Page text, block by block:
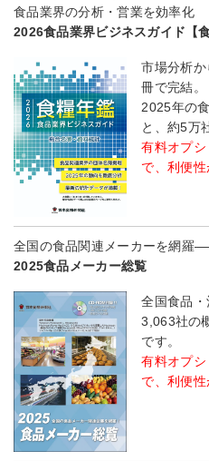
食品業界の分析・営業を効率化
2026食品業界ビジネスガイド【食
市場分析
冊で完結。
2025年の
と、約5万
有料オプ
で、利便性
全国の食品関連メーカーを網羅
2025食品メーカー総覧
全国食品
3,063社の
です。
有料オプ
で、利便性